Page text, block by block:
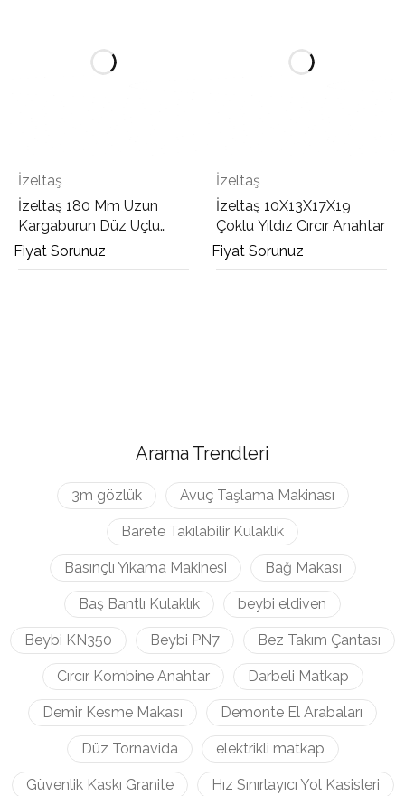
İzeltaş
İzeltaş 180 Mm Uzun
Kargaburun Düz Uçlu
Opak
Fiyat Sorunuz
İzeltaş
İzeltaş 10X13X17X19
Çoklu Yıldız Cırcır Anahtar
Fiyat Sorunuz
Arama Trendleri
3m gözlük Avuç Taşlama Makinası
Barete Takılabilir Kulaklık
Basınçlı Yıkama Makinesi Bağ Makası
Baş Bantlı Kulaklık beybi eldiven
Beybi KN350 Beybi PN7 Bez Takım Çantası
Cırcır Kombine Anahtar Darbeli Matkap
Demir Kesme Makası Demonte El Arabaları
Düz Tornavida elektrikli matkap
Güvenlik Kaskı Granite Hız Sınırlayıcı Yol Kasisleri